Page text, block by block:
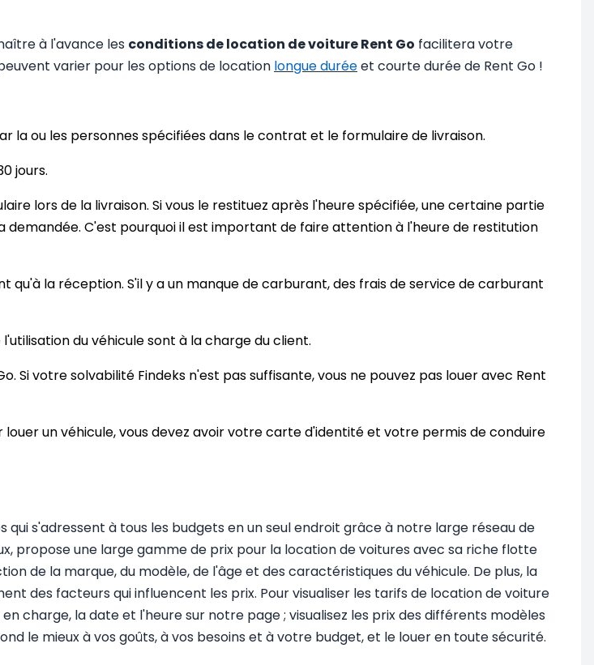
à l'avance les conditions de location de voiture Rent Go facilitera votre
varier pour les options de location longue duréeet courte durée de Rent Go !
la ou les personnes spécifiées dans le contrat et le formulaire de livraison.
jours.
lors de la livraison. Si vous le restituez après l'heure spécifiée, une certaine partie
C'est pourquoi il est important de faire attention à l'heure de restitution
la réception. S'il y a un manque de carburant, des frais de service de carburant
du véhicule sont à la charge du client.
Si votre solvabilité Findeks n'est pas suffisante, vous ne pouvez pas louer avec Rent
un véhicule, vous devez avoir votre carte d'identité et votre permis de conduire
qui s'adressent à tous les budgets en un seul endroit grâce à notre large réseau de
propose une large gamme de prix pour la location de voitures avec sa riche flotte
de la marque, du modèle, de l'âge et des caractéristiques du véhicule. De plus, la
des facteurs qui influencent les prix. Pour visualiser les tarifs de location de voiture
charge, la date et l'heure sur notre page ; visualisez les prix des différents modèles
le mieux à vos goûts, à vos besoins et à votre budget, et le louer en toute sécurité.